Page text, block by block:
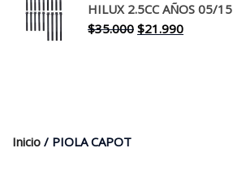
era:
$30.000.
es:
$17.990.
HILUX 2.5CC AÑOS 05/15
$35.000 El
$21.990El
Inicio / PIOLA CAPOT